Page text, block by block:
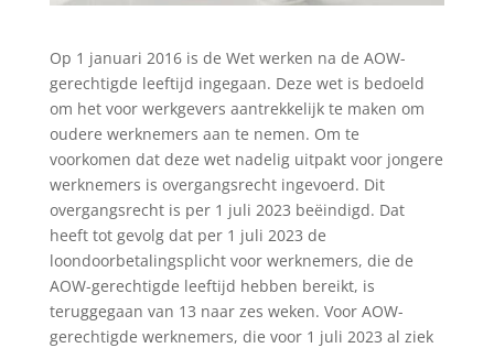
Op 1 januari 2016 is de Wet werken na de AOW-
gerechtigde leeftijd ingegaan. Deze wet is bedoeld
om het voor werkgevers aantrekkelijk te maken om
oudere werknemers aan te nemen. Om te
voorkomen dat deze wet nadelig uitpakt voor jongere
werknemers is overgangsrecht ingevoerd. Dit
overgangsrecht is per 1 juli 2023 beëindigd. Dat
heeft tot gevolg dat per 1 juli 2023 de
loondoorbetalingsplicht voor werknemers, die de
AOW-gerechtigde leeftijd hebben bereikt, is
teruggegaan van 13 naar zes weken. Voor AOW-
gerechtigde werknemers, die voor 1 juli 2023 al ziek